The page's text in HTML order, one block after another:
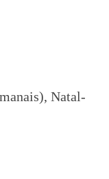
Natal-